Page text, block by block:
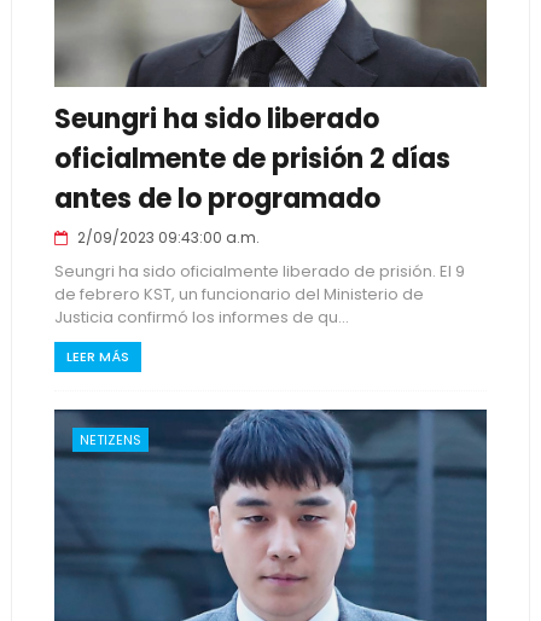
Seungri ha sido liberado
oficialmente de prisión 2 días
antes de lo programado
2/09/2023 09:43:00 a.m.
Seungri ha sido oficialmente liberado de prisión. El 9
de febrero KST, un funcionario del Ministerio de
Justicia confirmó los informes de qu...
LEER MÁS
NETIZENS